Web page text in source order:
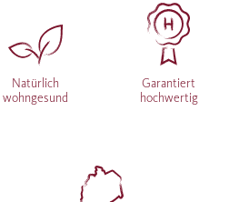
Natürlich
wohngesund
Garantiert
hochwertig